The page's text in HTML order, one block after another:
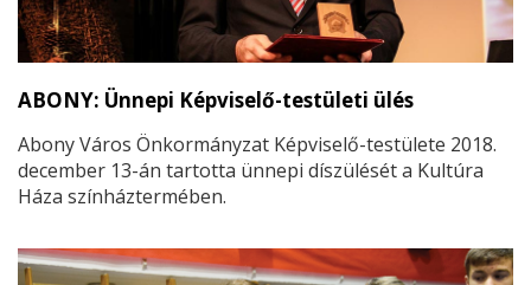
ABONY: Ünnepi Képviselő-testületi ülés
Abony Város Önkormányzat Képviselő-testülete 2018.
december 13-án tartotta ünnepi díszülését a Kultúra
Háza színháztermében.